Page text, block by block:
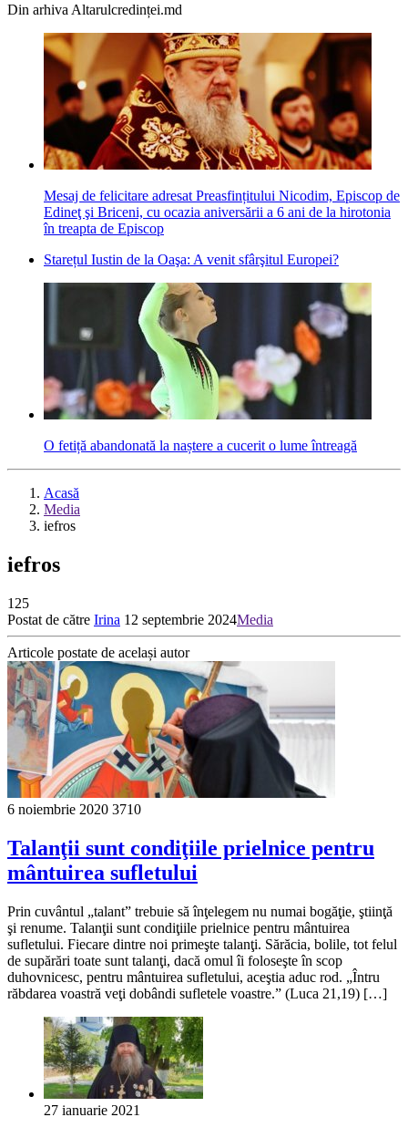
Din arhiva Altarulcredinței.md
Mesaj de felicitare adresat Preasfințitului Nicodim, Episcop de
Edineţ şi Briceni, cu ocazia aniversării a 6 ani de la hirotonia
în treapta de Episcop
Starețul Iustin de la Oaşa: A venit sfârşitul Europei?
O fetiță abandonată la naștere a cucerit o lume întreagă
Acasă
Media
iefros
iefros
125
Postat de către Irina 12 septembrie 2024Media
Articole postate de același autor
6 noiembrie 2020 3710
Talanţii sunt condiţiile prielnice pentru
mântuirea sufletului
Prin cuvântul „talant” trebuie să înţelegem nu numai bogăţie, ştiinţă
şi renume. Talanţii sunt condiţiile prielnice pentru mântuirea
sufletului. Fiecare dintre noi primeşte talanţi. Sărăcia, bolile, tot felul
de supărări toate sunt talanţi, dacă omul îi foloseşte în scop
duhovnicesc, pentru mântuirea sufletului, aceştia aduc rod. „Întru
răbdarea voastră veţi dobândi sufletele voastre.” (Luca 21,19) […]
27 ianuarie 2021